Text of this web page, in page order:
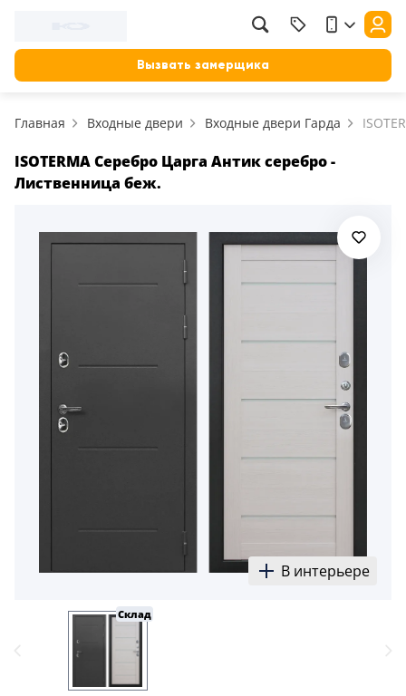
Вызвать замерщика
Главная Входные двери Входные двери Гарда
ISOTERMA Серебро Царга Антик серебро -
Лиственница беж.
В интерьере
Склад